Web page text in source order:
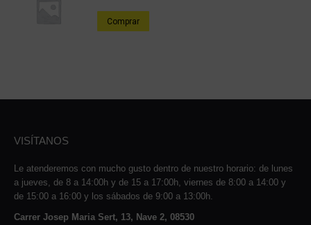
Comprar
VISÍTANOS
Le atenderemos con mucho gusto dentro de nuestro horario: de lunes
a jueves, de 8 a 14:00h y de 15 a 17:00h, viernes de 8:00 a 14:00 y
de 15:00 a 16:00 y los sábados de 9:00 a 13:00h.
Carrer Josep Maria Sert, 13, Nave 2, 08530